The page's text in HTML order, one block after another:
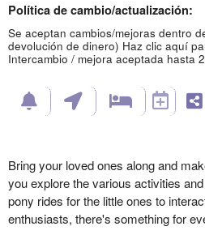
Política de cambio/actualización:
Se aceptan cambios/mejoras dentro
devolución de dinero) Haz clic aquí
Intercambio / mejora aceptada hasta
Bring your loved ones along and
you explore the various activities
pony rides for the little ones to
enthusiasts, there's something for